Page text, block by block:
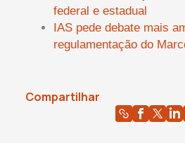
federal e estadual
IAS pede debate mais
regulamentação do
Compartilhar